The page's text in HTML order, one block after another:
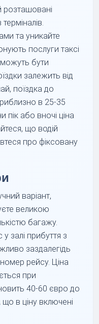
розташовані
та уникайте
послуги таксі
бути
залежить від
поїздка до
в 25-35
пік або вночі ціна
що водій
про фіксовану
варіант,
великою
багажу.
залі прибуття з
заздалегідь
номер рейсу. Ціна
при
40-60 євро до
в ціну включені